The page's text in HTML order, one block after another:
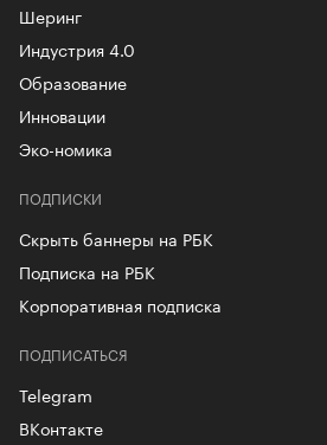
Шеринг
Индустрия 4.0
Образование
Инновации
Эко-номика
ПОДПИСКИ
Скрыть баннеры на РБК
Подписка на РБК
Корпоративная подписка
ПОДПИСАТЬСЯ
Telegram
ВКонтакте